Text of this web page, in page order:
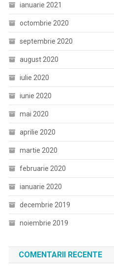
ianuarie 2021
octombrie 2020
septembrie 2020
august 2020
iulie 2020
iunie 2020
mai 2020
aprilie 2020
martie 2020
februarie 2020
ianuarie 2020
decembrie 2019
noiembrie 2019
COMENTARII RECENTE